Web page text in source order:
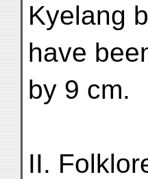
Kyelang
have
by 9 cm.
II.